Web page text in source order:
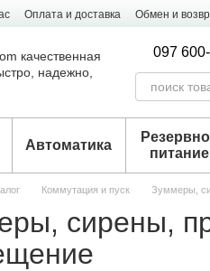
контенту
Оплата и доставка Обмен и
097
Автоматика
питание
Коммутация и пуск Зуммеры,
сирены,